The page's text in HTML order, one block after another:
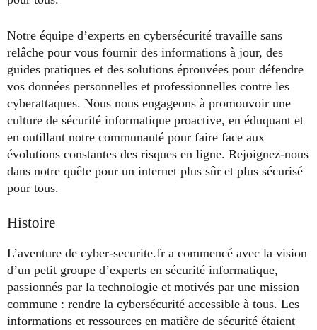
Notre équipe d’experts en cybersécurité travaille sans
relâche pour vous fournir des informations à jour, des
guides pratiques et des solutions éprouvées pour défendre
vos données personnelles et professionnelles contre les
cyberattaques. Nous nous engageons à promouvoir une
culture de sécurité informatique proactive, en éduquant et
en outillant notre communauté pour faire face aux
évolutions constantes des risques en ligne. Rejoignez-nous
dans notre quête pour un internet plus sûr et plus sécurisé
pour tous.
Histoire
L’aventure de cyber-securite.fr a commencé avec la vision
d’un petit groupe d’experts en sécurité informatique,
passionnés par la technologie et motivés par une mission
commune : rendre la cybersécurité accessible à tous. Les
informations et ressources en matière de sécurité étaient